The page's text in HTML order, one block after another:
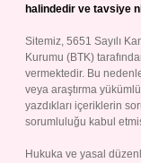
halindedir ve tavsiye
Sitemiz, 5651 Sayılı
Kurumu (BTK)
vermektedir. Bu
veya araştırma
yazdıkları içeriklerin
sorumluluğu kabul
Hukuka ve yasal